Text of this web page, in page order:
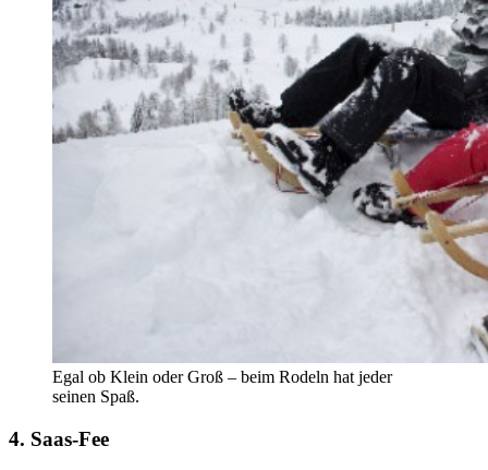
Egal ob Klein oder Groß – beim Rodeln hat jeder
seinen Spaß.
4. Saas-Fee